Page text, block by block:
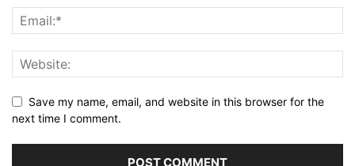
Save my name, email, and website in this browser for the
next time I comment.